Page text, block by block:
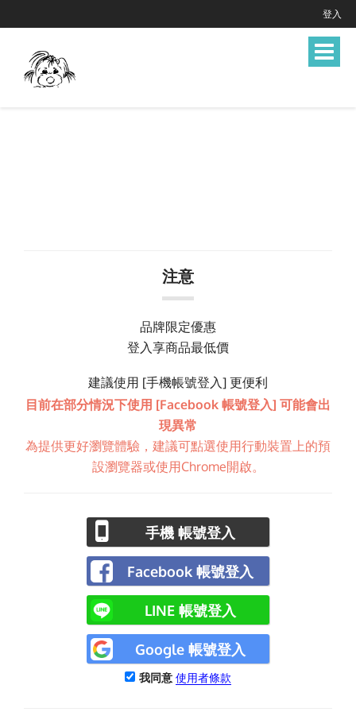
登入
Toggle
注意
品牌限定優惠
登入享商品最低價
建議使用 [手機帳號登入] 更便利
目前在部分情況下使用 [Facebook 帳號登入] 可能會出
現異常
為提供更好瀏覽體驗，建議可點選使用行動裝置上的預
設瀏覽器或使用Chrome開啟。
手機 帳號登入
Facebook 帳號登入
LINE 帳號登入
Google 帳號登入
我同意 使用者條款